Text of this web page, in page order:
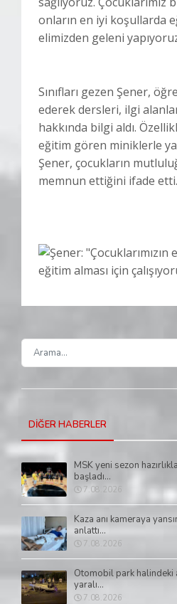
onların en iyi koşullarda
elimizden geleni
Sınıfları gezen Şener,
ederek dersleri, ilgi
hakkında bilgi aldı.
eğitim gören miniklerle
Şener, çocukların
memnun ettiğini ifade etti.
DİĞER HABERLER
MSK yeni sezon
başladı...
7.08.2026
Kaza anı kameraya
anlattı...
7.08.2026
Otomobil park halindeki
yaralı...
7.08.2026